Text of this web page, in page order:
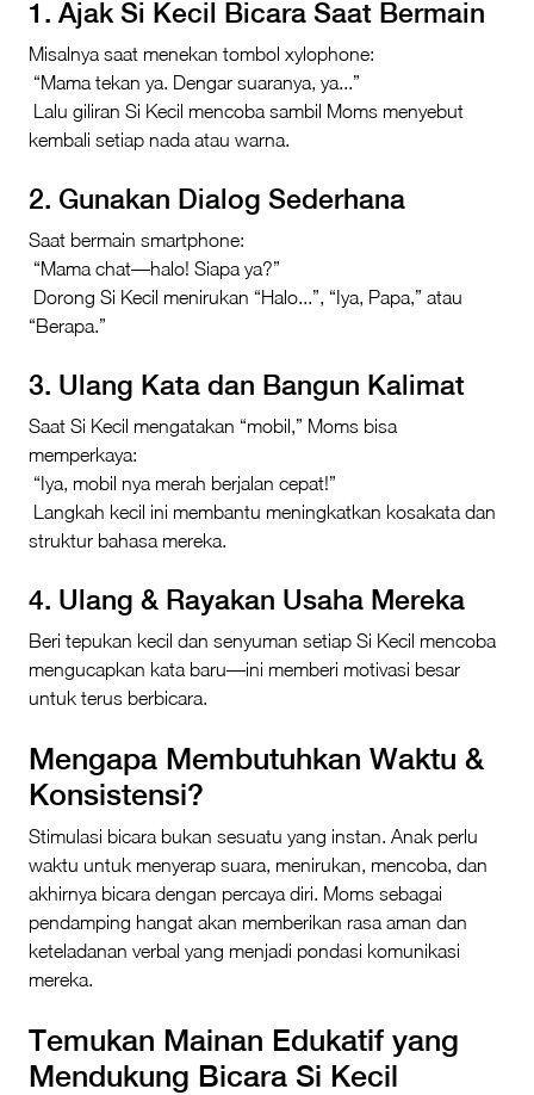
1. Ajak Si Kecil Bicara Saat Bermain
Misalnya saat menekan tombol xylophone:
“Mama tekan ya. Dengar suaranya, ya...”
Lalu giliran Si Kecil mencoba sambil Moms menyebut
kembali setiap nada atau warna.
2. Gunakan Dialog Sederhana
Saat bermain smartphone:
“Mama chat—halo! Siapa ya?”
Dorong Si Kecil menirukan “Halo...”, “Iya, Papa,” atau
“Berapa.”
3. Ulang Kata dan Bangun Kalimat
Saat Si Kecil mengatakan “mobil,” Moms bisa
memperkaya:
“Iya, mobil nya merah berjalan cepat!”
Langkah kecil ini membantu meningkatkan kosakata dan
struktur bahasa mereka.
4. Ulang & Rayakan Usaha Mereka
Beri tepukan kecil dan senyuman setiap Si Kecil mencoba
mengucapkan kata baru—ini memberi motivasi besar
untuk terus berbicara.
Mengapa Membutuhkan Waktu &
Konsistensi?
Stimulasi bicara bukan sesuatu yang instan. Anak perlu
waktu untuk menyerap suara, menirukan, mencoba, dan
akhirnya bicara dengan percaya diri. Moms sebagai
pendamping hangat akan memberikan rasa aman dan
keteladanan verbal yang menjadi pondasi komunikasi
mereka.
Temukan Mainan Edukatif yang
Mendukung Bicara Si Kecil